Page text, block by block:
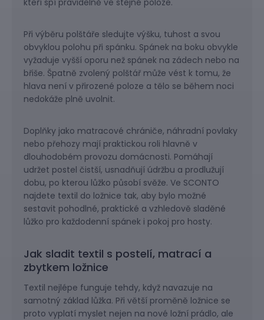
kteří spí pravidelně ve stejné poloze.
Při výběru polštáře sledujte výšku, tuhost a svou
obvyklou polohu při spánku. Spánek na boku obvykle
vyžaduje vyšší oporu než spánek na zádech nebo na
břiše. Špatně zvolený polštář může vést k tomu, že
hlava není v přirozené poloze a tělo se během noci
nedokáže plně uvolnit.
Doplňky jako matracové chrániče, náhradní povlaky
nebo přehozy mají praktickou roli hlavně v
dlouhodobém provozu domácnosti. Pomáhají
udržet postel čistší, usnadňují údržbu a prodlužují
dobu, po kterou lůžko působí svěže. Ve SCONTO
najdete textil do ložnice tak, aby bylo možné
sestavit pohodlné, praktické a vzhledově sladěné
lůžko pro každodenní spánek i pokoj pro hosty.
Jak sladit textil s postelí, matrací a
zbytkem ložnice
Textil nejlépe funguje tehdy, když navazuje na
samotný základ lůžka. Při větší proměně ložnice se
proto vyplatí myslet nejen na nové ložní prádlo, ale